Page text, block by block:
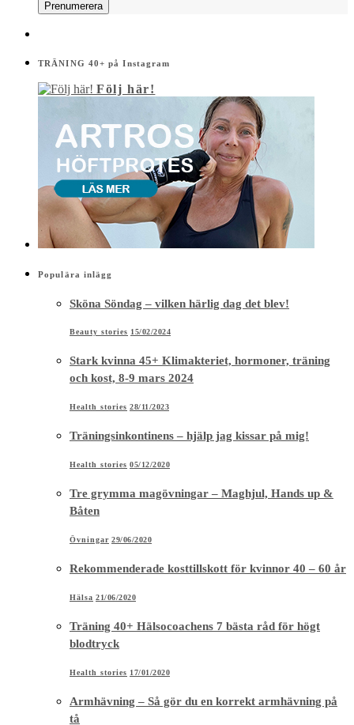
TRÄNING 40+ på Instagram
Följ här!
Populära inlägg
Sköna Söndag – vilken härlig dag det blev!
Beauty stories 15/02/2024
Stark kvinna 45+ Klimakteriet, hormoner, träning
och kost, 8-9 mars 2024
Health stories 28/11/2023
Träningsinkontinens – hjälp jag kissar på mig!
Health stories 05/12/2020
Tre grymma magövningar – Maghjul, Hands up &
Båten
Övningar 29/06/2020
Rekommenderade kosttillskott för kvinnor 40 – 60 år
Hälsa 21/06/2020
Träning 40+ Hälsocoachens 7 bästa råd för högt
blodtryck
Health stories 17/01/2020
Armhävning – Så gör du en korrekt armhävning på
tå